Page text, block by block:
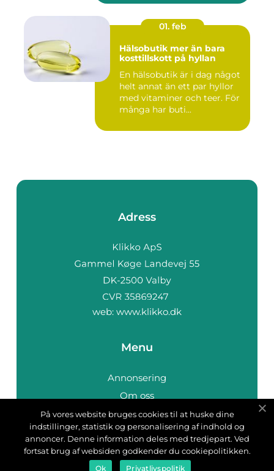
01. feb
Hälsobutik mer än bara
kosttillskott på hyllan
En hälsobutik är i dag något
helt annat än ett par hyllor
med vitaminer och teer. För
många har buti...
Adress
web: www.klikko.dk
Menu
Annonsering
Om oss
Cookies
Kontakta oss
Sitemap
På vores website bruges cookies til at huske dine
indstillinger, statistik og personalisering af indhold og
annoncer. Denne information deles med tredjepart. Ved
fortsat brug af websiden godkender du cookiepolitikken.
Ok Privatlivspolitik